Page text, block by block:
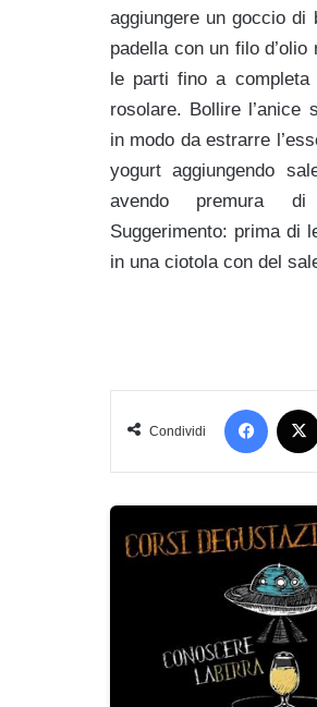
aggiungere un goccio di
padella con un filo
le parti fino a
rosolare. Bollire l’anice
in modo da estrarre
yogurt aggiungendo
avendo premura
Suggerimento: prima di
in una ciotola con del
Condividi